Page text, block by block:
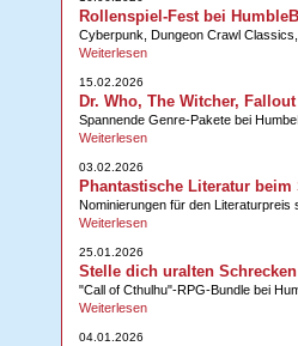
Rollenspiel-Fest bei
Cyberpunk, Dungeon Crawl Classics,
Weiterlesen
15.02.2026
Dr. Who, The Witcher,
Spannende Genre-Pakete bei
Weiterlesen
03.02.2026
Phantastische Literatur beim
Nominierungen für den Literaturpreis
Weiterlesen
25.01.2026
Stelle dich uralten
"Call of Cthulhu"-RPG-Bundle bei
Weiterlesen
04.01.2026